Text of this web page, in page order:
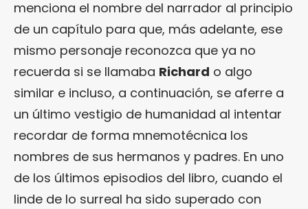
menciona el nombre del narrador al principio
de un capítulo para que, más adelante, ese
mismo personaje reconozca que ya no
recuerda si se llamaba Richard o algo
similar e incluso, a continuación, se aferre a
un último vestigio de humanidad al intentar
recordar de forma mnemotécnica los
nombres de sus hermanos y padres. En uno
de los últimos episodios del libro, cuando el
linde de lo surreal ha sido superado con